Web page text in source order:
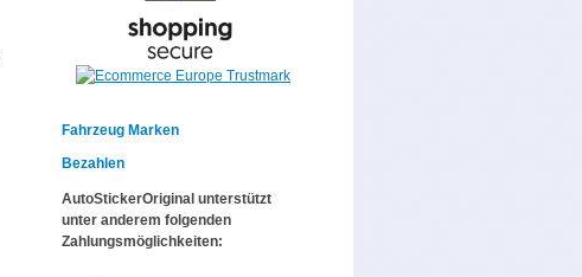
Fahrzeug Marken
Bezahlen
AutoStickerOriginal unterstützt
unter anderem folgenden
Zahlungsmöglichkeiten: